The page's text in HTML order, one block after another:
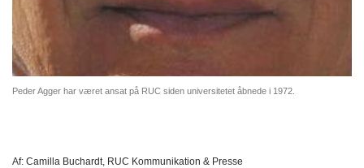
Peder Agger har været ansat på RUC siden universitetet åbnede i 1972.
Af: Camilla Buchardt, RUC Kommunikation & Presse